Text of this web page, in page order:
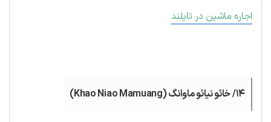
اجاره ماشین در تایلند
۱۴/ خائو نیائو ماوانگ (Khao Niao Mamuang)